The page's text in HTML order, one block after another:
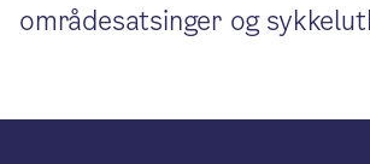
områdesatsinger og